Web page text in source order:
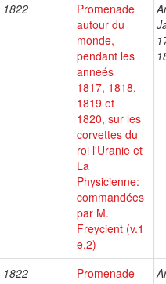
1822
Promenade
autour du
monde,
pendant les
anneés
1817, 1818,
1819 et
1820, sur les
corvettes du
roi l'Uranie et
La
Physicienne:
commandées
par M.
Freycient (v.1
e.2)
1822
Promenade